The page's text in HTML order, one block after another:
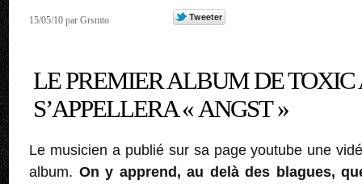
15/05/10 par Grsmto
LE PREMIER ALBUM DE TOXIC
S’APPELLERA « ANGST »
Le musicien a publié sur sa page youtube une
album. On y apprend, au delà des blagues,